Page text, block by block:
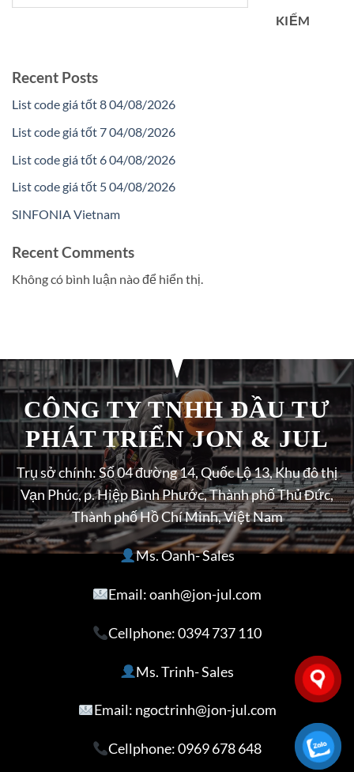
KIẾM
Recent Posts
List code giá tốt 8 04/08/2026
List code giá tốt 7 04/08/2026
List code giá tốt 6 04/08/2026
List code giá tốt 5 04/08/2026
SINFONIA Vietnam
Recent Comments
Không có bình luận nào để hiển thị.
CÔNG TY TNHH ĐẦU TƯ
PHÁT TRIỂN JON & JUL
Trụ sở chính: Số 04 đường 14, Quốc Lộ 13, Khu đô thị
Vạn Phúc, p. Hiệp Bình Phước, Thành phố Thủ Đức,
Thành phố Hồ Chí Minh, Việt Nam
Ms. Oanh- Sales
Email: oanh@jon-jul.com
Cellphone:0394 737 110
Ms. Trinh- Sales
Email: ngoctrinh@jon-jul.com
Cellphone:0969 678 648